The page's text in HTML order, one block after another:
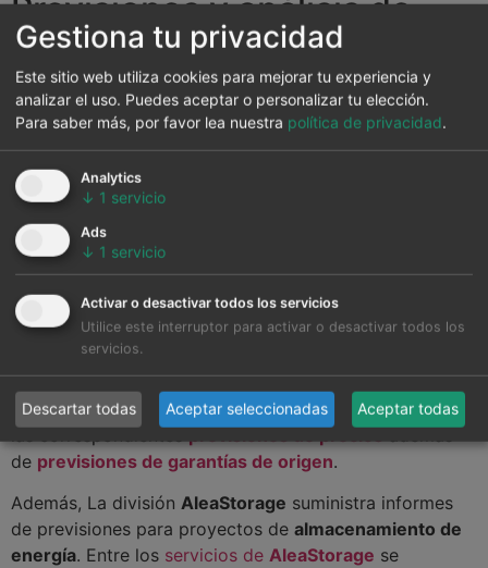
Previsiones y análisis de
AleaSoft Energy
Forecasting para proyectos
renovables y de
almacenamiento
AleaSoft Energy Forecasting
división AleaGreen, proporciona
plazo, esenciales para la financiación de proyectos de
energías renovables y la negociación de contratos PPA,
la valoración de activos y el diseño de estrategias de
cobertura. Entre los servicios que ofrece AleaGreen se
encuentran lasprevisiones de producciónpara
diferentes tipos de plantas renovables acompañadas de
las correspondientesprevisiones de preciosademás
de previsiones de garantías de origen.
Además, La división AleaStorage suministra informes
de previsiones para proyectos de almacenamiento de
energía. Entre los servicios de AleaStorage se
Gestiona tu privacidad
Este sitio web utiliza cookies para mejorar tu experiencia y
analizar el uso. Puedes aceptar o personalizar tu elección.
Para saber más, por favor lea nuestra política de privacidad.
Analytics
↓ 1 servicio
Ads
↓ 1 servicio
Activar o desactivar todos los servicios
Utilice este interruptor para activar o desactivar todos los
servicios.
Descartar todas Aceptar seleccionadas Aceptar todas